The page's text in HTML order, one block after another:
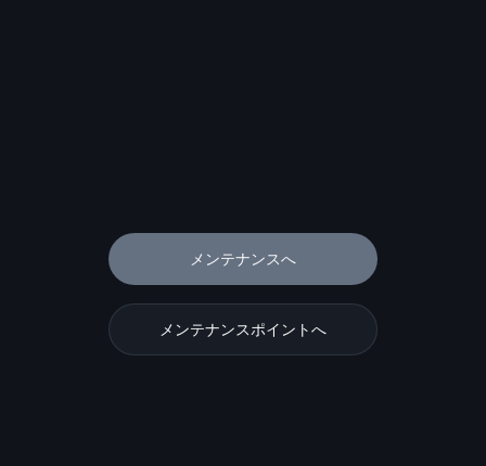
メンテナンスへ
メンテナンスポイントへ